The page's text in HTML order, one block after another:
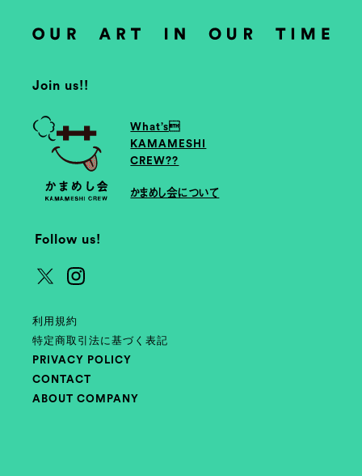
Join us!!
What’s
KAMAMESHI
CREW??
かまめし会について
Follow us!
利用規約
特定商取引法に基づく表記
PRIVACY POLICY
CONTACT
ABOUT COMPANY